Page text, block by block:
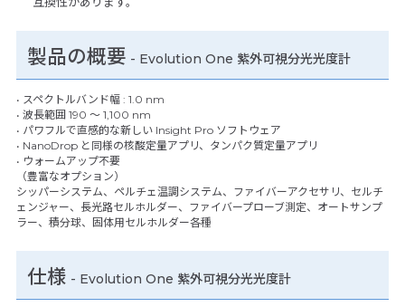
製品の概要 - Evolution One 紫外可視分光光度計
• スペクトルバンド幅 : 1.0 nm
• 波長範囲 190 ～ 1,100 nm
• パワフルで直感的な新しい Insight Pro ソフトウェア
• NanoDrop と同様の核酸定量アプリ、タンパク質定量アプリ
• ウォームアップ不要
（豊富なオプション）
シッパーシステム、ペルチェ温調システム、ファイバーアクセサリ、セルチ
ェンジャー、長光路セルホルダー、ファイバープローブ測定、オートサンプ
ラー、積分球、固体用セルホルダー各種
仕様 - Evolution One 紫外可視分光光度計